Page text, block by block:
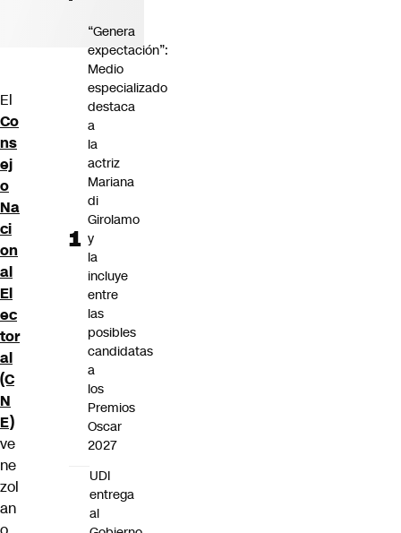
El
Co
ns
ej
o
Na
ci
on
al
El
ec
tor
al
(C
N
E)
ve
ne
zol
an
“Genera
expectación”:
Medio
especializado
destaca
a
la
actriz
Mariana
di
Girolamo
y
la
incluye
entre
las
posibles
candidatas
a
los
Premios
Oscar
2027
UDI
entrega
al